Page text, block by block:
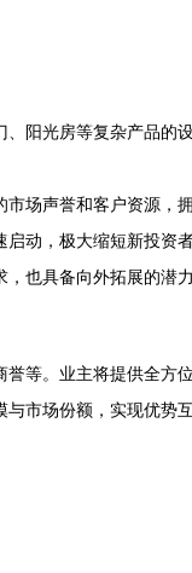
阳光房等复杂产品的
场声誉和客户资源，
动，极大缩短新投资者
也具备向外拓展的潜力
等。业主将提供全方
市场份额，实现优势互